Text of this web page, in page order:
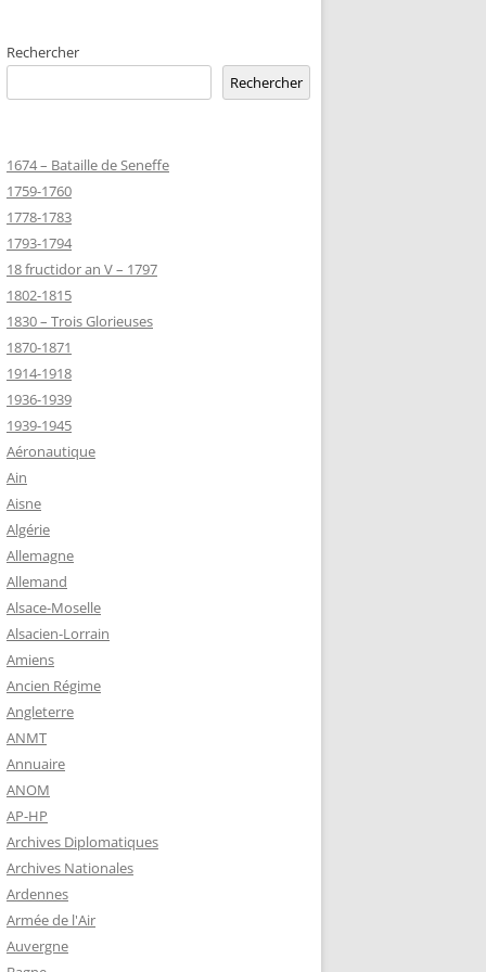
DE
MARIE
SUR-
DU CLION-
1944)
SUR-
SUR-
MARIE
SUR-
1965)
SUR-
(1910-
Rechercher
Rechercher
1674 – Bataille de Seneffe
1759-1760
1778-1783
1793-1794
18 fructidor an V – 1797
1802-1815
1830 – Trois Glorieuses
1870-1871
1914-1918
1936-1939
1939-1945
Aéronautique
Ain
Aisne
Algérie
Allemagne
Allemand
Alsace-Moselle
Alsacien-Lorrain
Amiens
Ancien Régime
Angleterre
ANMT
Annuaire
ANOM
AP-HP
Archives Diplomatiques
Archives Nationales
Ardennes
Armée de l'Air
Auvergne